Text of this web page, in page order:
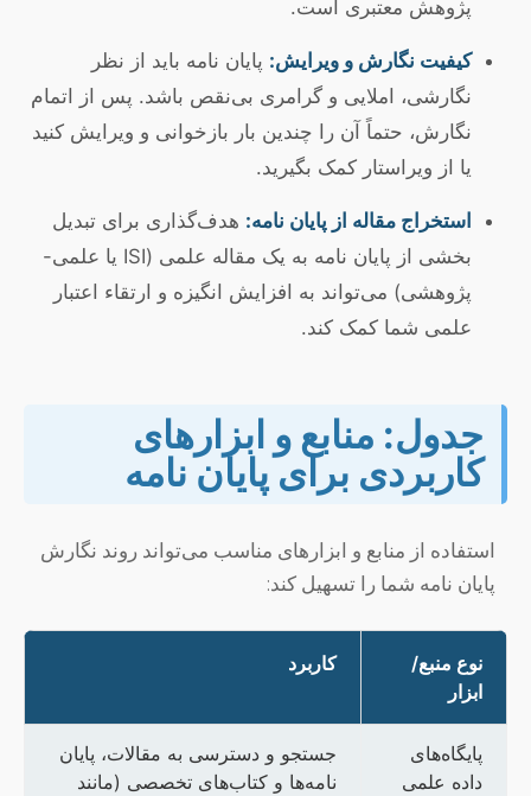
پژوهش معتبری است.
کیفیت نگارش و ویرایش: پایان نامه باید از نظر
نگارشی، املایی و گرامری بی‌نقص باشد. پس از اتمام
نگارش، حتماً آن را چندین بار بازخوانی و ویرایش کنید
یا از ویراستار کمک بگیرید.
استخراج مقاله از پایان نامه: هدف‌گذاری برای تبدیل
بخشی از پایان نامه به یک مقاله علمی (ISI یا علمی-
پژوهشی) می‌تواند به افزایش انگیزه و ارتقاء اعتبار
علمی شما کمک کند.
جدول: منابع و ابزارهای
کاربردی برای پایان نامه
استفاده از منابع و ابزارهای مناسب می‌تواند روند نگارش
پایان نامه شما را تسهیل کند:
نوع منبع/
ابزار
کاربرد
پایگاه‌های
داده علمی
جستجو و دسترسی به مقالات، پایان
نامه‌ها و کتاب‌های تخصصی (مانند